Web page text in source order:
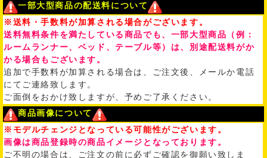
一部大型商品の配送料について
※送料・手数料が加算される場合がございます。
送料無料条件を満たしている商品でも、一部大型商品（例：
ルームランナー、ベッド、テーブル等）は、別途配送料がか
かる場合もございます。
追加で手数料が加算される場合は、ご注文後、メールか電話
にてご連絡致します。
ご面倒をおかけ致しますが、予めご了承ください。
商品画像について
※モデルチェンジとなっている可能性がございます。
画像は商品登録時の商品イメージとなっております。
ご不明の場合は、ご注文の前に必ずご確認を御願い致しま